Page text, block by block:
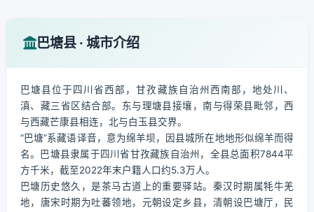
巴塘县 · 城市介绍
巴塘县位于四川省西部，甘孜藏族自治州西南部，地处川、
滇、藏三省区结合部。东与理塘县接壤，南与得荣县毗邻，西
与西藏芒康县相连，北与白玉县交界。
“巴塘”系藏语译音，意为绵羊坝，因县城所在地地形似绵羊而得
名。巴塘县隶属于四川省甘孜藏族自治州，全县总面积7844平
方千米，截至2022年末户籍人口约5.3万人。
巴塘历史悠久，是茶马古道上的重要驿站。秦汉时期属牦牛羌
地，唐宋时期为吐蕃领地，元朝设定乡县，清朝设巴塘厅，民